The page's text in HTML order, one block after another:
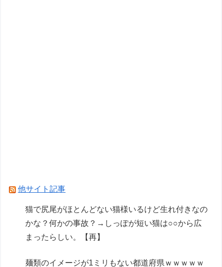
Powered by livedoor 相互RSS
他サイト記事
猫で尻尾がほとんどない猫様いるけど生れ付きなの
かな？何かの事故？→しっぽが短い猫は○○から広
まったらしい。【再】
麺類のイメージが1ミリもない都道府県ｗｗｗｗｗ